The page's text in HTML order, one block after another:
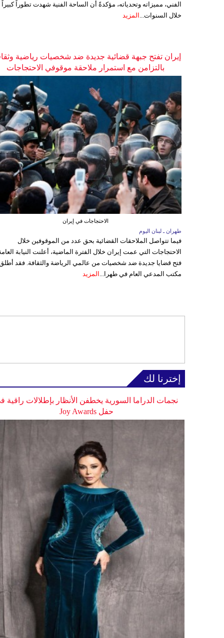
الفني، مميزاته وتحدياته، مؤكدةً أن الساحة الفنية شهدت تطوراً كبيراً
خلال السنوات... المزيد
إيران تفتح جبهة قضائية جديدة ضد شخصيات رياضية
بالتزامن مع استمرار ملاحقة موقوفي الاحتجاجات
الاحتجاجات في إيران
طهران ـ لبنان اليوم
فيما تتواصل الملاحقات القضائية بحق عدد من الموقوفين خلال
الاحتجاجات التي عمت إيران خلال الفترة الماضية، أعلنت النيابة
فتح قضايا جديدة ضد شخصيات من عالمي الرياضة والثقافة. فقد
مكتب المدعي العام في طهرا... المزيد
إخترنا لك
نجمات الدراما السورية يخطفن الأنظار بإطلالات راقية
حفل Joy Awards